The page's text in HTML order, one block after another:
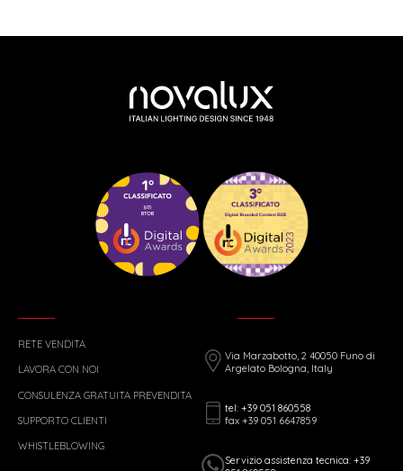
RETE VENDITA
LAVORA CON NOI
CONSULENZA GRATUITA PREVENDITA
SUPPORTO CLIENTI
WHISTLEBLOWING
Via Marzabotto, 2 40050 Funo di
Argelato Bologna, Italy
tel: +39 051 860558
fax +39 051 6647859
Servizio assistenza tecnica: +39